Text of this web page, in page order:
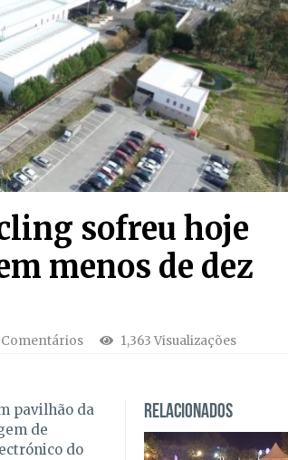
sofreu hoje
menos de dez
Comentários 1,363 Visualizações
Relacionados
pavilhão da
de
do